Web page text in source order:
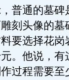
通的墓碑
刻头像的墓
要选择花岗
。他说，有
过程需要至